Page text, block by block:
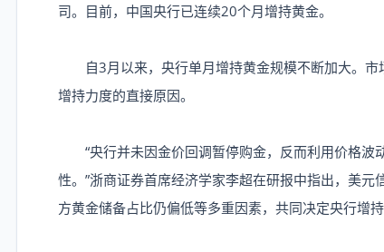
司。目前，中国央行已连续20个月增持黄金。
自3月以来，央行单月增持黄金规模不断加大。市
增持力度的直接原因。
“央行并未因金价回调暂停购金，反而利用价格波
性。”浙商证券首席经济学家李超在研报中指出，美
方黄金储备占比仍偏低等多重因素，共同决定央行增持